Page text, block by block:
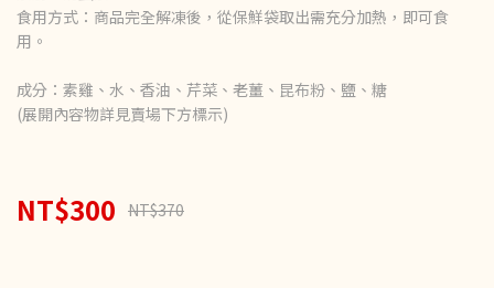
食用方式：商品完全解凍後，從保鮮袋取出需充分加熱，即可食
用。
成分：素雞、水、香油、芹菜、老薑、昆布粉、鹽、糖
(展開內容物詳見賣場下方標示)
NT$300 NT$370